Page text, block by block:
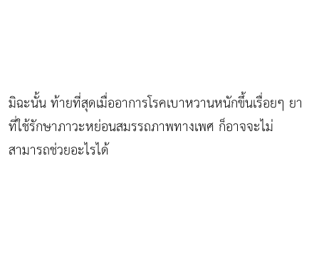
มิฉะนั้น ท้ายที่สุดเมื่ออาการโรคเบาหวานหนักขึ้นเรื่อยๆ ยา
ที่ใช้รักษาภาวะหย่อนสมรรถภาพทางเพศ ก็อาจจะไม่
สามารถช่วยอะไรได้